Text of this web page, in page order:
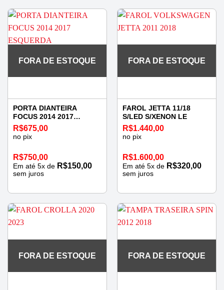
FORA DE ESTOQUE
PORTA DIANTEIRA
FOCUS 2014 2017
ESQUERDA
R$675,00
no pix
R$750,00
Em até 5x de R$150,00
sem juros
FORA DE ESTOQUE
FAROL JETTA 11/18
S/LED S/XENON LE
R$1.440,00
no pix
R$1.600,00
Em até 5x de R$320,00
sem juros
FORA DE ESTOQUE FORA DE ESTOQUE